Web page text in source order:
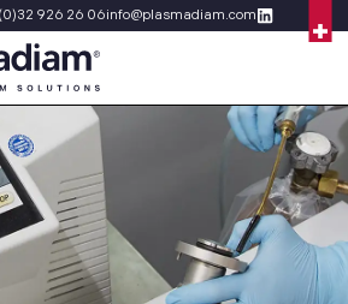
(0)32 926 26 06info@plasmadiam.com